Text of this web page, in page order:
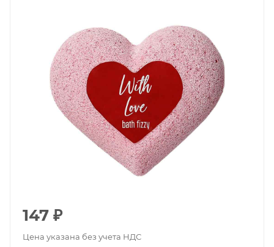
147 ₽
Цена указана без учета НДС